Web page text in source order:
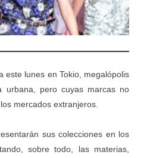
este lunes en Tokio, megalópolis
urbana, pero cuyas marcas no
mercados extranjeros.
sus colecciones en los
sobre todo, las materias,